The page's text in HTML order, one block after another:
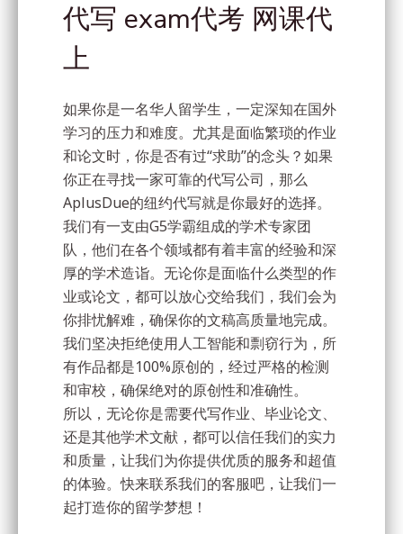
代写 exam代考 网课代
上
如果你是一名华人留学生，一定深知在国外
学习的压力和难度。尤其是面临繁琐的作业
和论文时，你是否有过“求助”的念头？如果
你正在寻找一家可靠的代写公司，那么
AplusDue的纽约代写就是你最好的选择。
我们有一支由G5学霸组成的学术专家团
队，他们在各个领域都有着丰富的经验和深
厚的学术造诣。无论你是面临什么类型的作
业或论文，都可以放心交给我们，我们会为
你排忧解难，确保你的文稿高质量地完成。
我们坚决拒绝使用人工智能和剽窃行为，所
有作品都是100%原创的，经过严格的检测
和审校，确保绝对的原创性和准确性。
所以，无论你是需要代写作业、毕业论文、
还是其他学术文献，都可以信任我们的实力
和质量，让我们为你提供优质的服务和超值
的体验。快来联系我们的客服吧，让我们一
起打造你的留学梦想！